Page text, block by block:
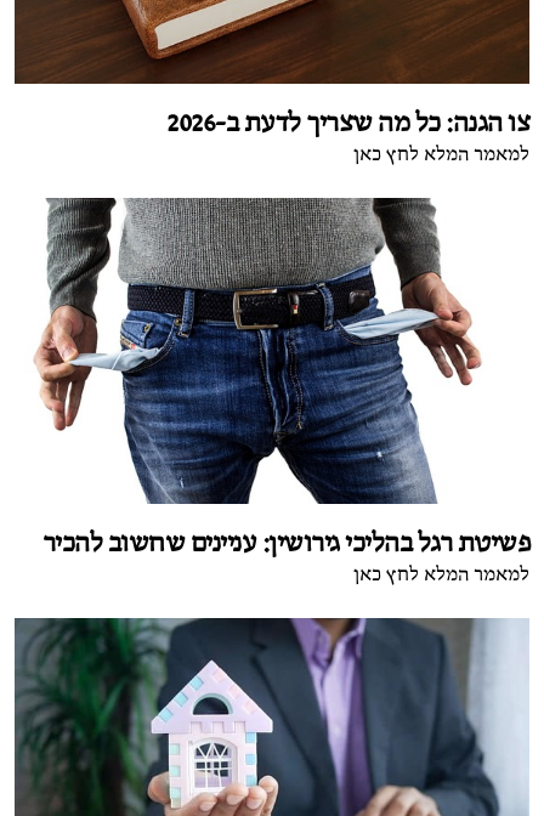
צו הגנה: כל מה שצריך לדעת ב-2026
למאמר המלא לחץ כאן
פשיטת רגל בהליכי גירושין: עניינים שחשוב להכיר
למאמר המלא לחץ כאן